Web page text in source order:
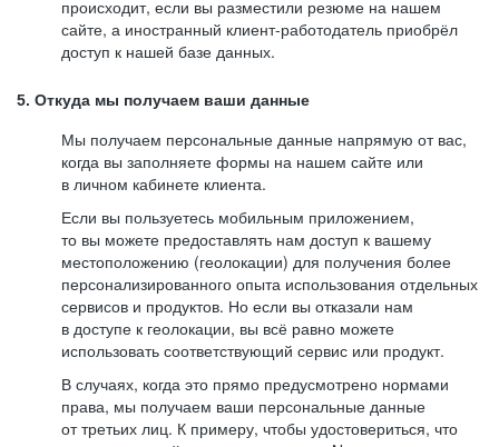
происходит, если вы разместили резюме на нашем
сайте, а иностранный клиент-работодатель приобрёл
доступ к нашей базе данных.
5. Откуда мы получаем ваши данные
Мы получаем персональные данные напрямую от вас,
когда вы заполняете формы на нашем сайте или
в личном кабинете клиента.
Если вы пользуетесь мобильным приложением,
то вы можете предоставлять нам доступ к вашему
местоположению (геолокации) для получения более
персонализированного опыта использования отдельных
сервисов и продуктов. Но если вы отказали нам
в доступе к геолокации, вы всё равно можете
использовать соответствующий сервис или продукт.
В случаях, когда это прямо предусмотрено нормами
права, мы получаем ваши персональные данные
от третьих лиц. К примеру, чтобы удостовериться, что